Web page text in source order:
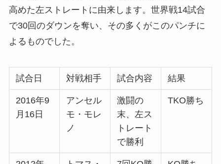
高めた左ストレートに由来します。世界戦14試合
で30回のダウンを奪い、その多くがこのパンチに
よるものでした。
試合日 対戦相手 試合内容 結果
2016年9
月16日
アンセル
モ・モレ
ノ
激闘の
末、左ス
トレート
で勝利
TKO勝ち